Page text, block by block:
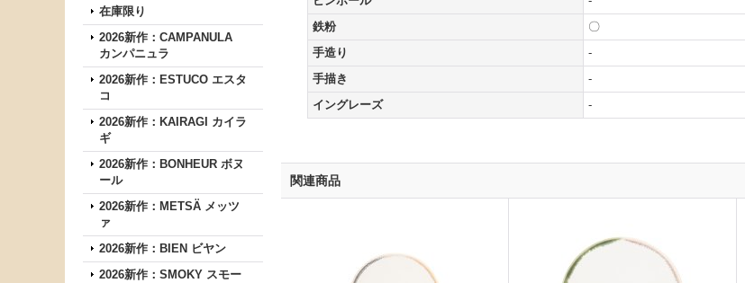
在庫限り
2026新作：CAMPANULA
カンパニュラ
2026新作：ESTUCO エスタ
コ
2026新作：KAIRAGI カイラ
ギ
2026新作：BONHEUR ボヌ
ール
2026新作：METSÄ メッツ
ァ
2026新作：BIEN ビヤン
2026新作：SMOKY スモー
鉄粉
〇
手造り
-
手描き
-
イングレーズ
-
関連商品